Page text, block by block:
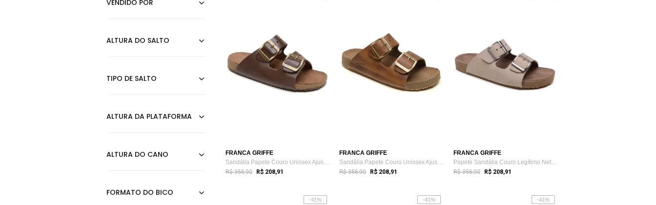
Rosa
Vermelho
FRANCA GRIFFE
Sandália Papete Couro Unissex Ajuste Fiv...
R$ 356,90 R$ 208,91
FRANCA GRIFFE
Sandália Papete Couro Unissex Ajuste Fiv...
R$ 356,90 R$ 208,91
FRANCA GRIFFE
Papete Sandália Couro Legítimo Netuno FG...
R$ 356,90 R$ 208,91
-41% -41% -41%